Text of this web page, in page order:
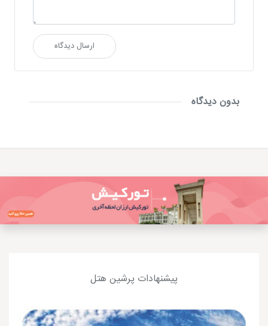
ارسال دیدگاه
بدون دیدگاه
پیشنهادات پرشین هتل